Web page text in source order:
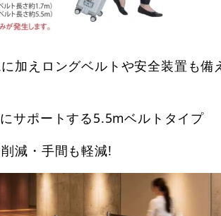
加えロングベルトや安全装置も
サポートする5.5mベルトタイプ
減・手間も軽減!